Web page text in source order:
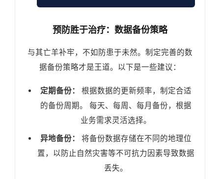
预防胜于治疗：数据备份策略
与其亡羊补牢，不如防患于未然。制定完善的数
据备份策略才是王道。以下是一些建议：
定期备份：
根据数据的更新频率，制定合适
的备份周期。 每天、每周、每月备份，根据
业务需求灵活选择。
异地备份：
将备份数据存储在不同的地理位
置，以防止自然灾害等不可抗力因素导致数据
丢失。